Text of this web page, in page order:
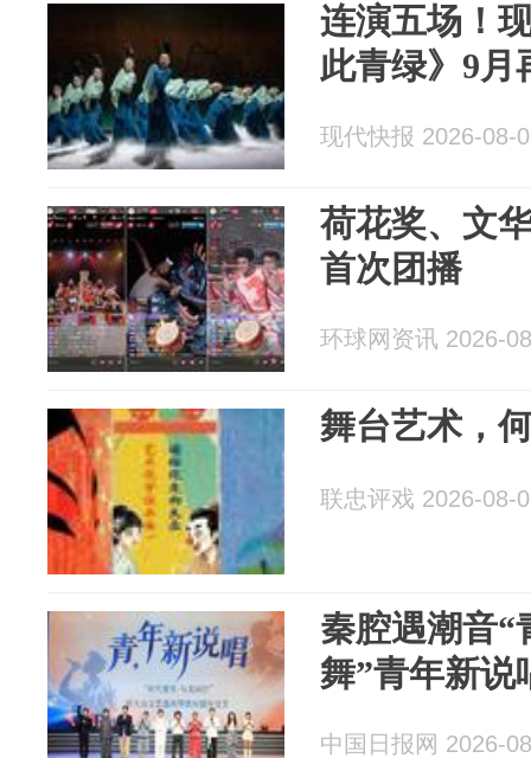
连演五场！
此青绿》9月
现代快报 2026-08-
荷花奖、文
首次团播
环球网资讯 2026-
舞台艺术，
联忠评戏 2026-08-
秦腔遇潮音“
舞”青年新说
中国日报网 2026-